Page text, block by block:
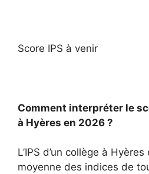
Score IPS à venir
Comment interpréter le
à Hyères en 2026 ?
L’IPS d’un collège à
moyenne des indices de